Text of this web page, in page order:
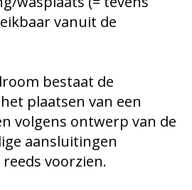
vanuit de
bestaat de
plaatsen van een
volgens ontwerp van de
aansluitingen
voorzien.